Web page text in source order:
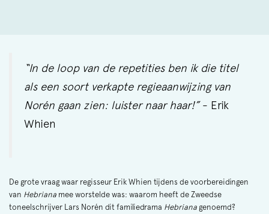
“In de loop van de repetities ben ik die titel
als een soort verkapte regieaanwijzing van
Norén gaan zien: luister naar haar!”- Erik
Whien
De grote vraag waar regisseur Erik Whien tijdens de voorbereidingen
van Hebriana mee worstelde was: waarom heeft de Zweedse
toneelschrijver Lars Norén dit familiedrama Hebriana genoemd?